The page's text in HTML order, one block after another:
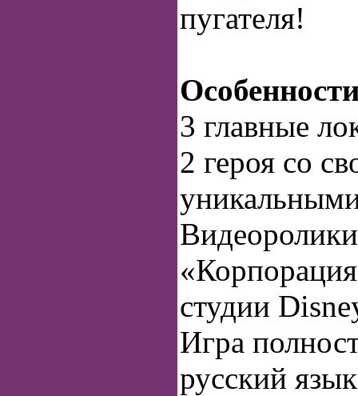
пугателя!
3 главные
2 героя со
студии
Игра
русский язык